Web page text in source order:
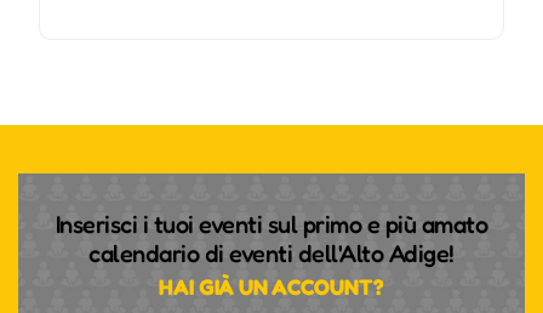
Inserisci i tuoi eventi sul primo e più amato
calendario di eventi dell'Alto Adige!
HAI GIÀ UN ACCOUNT?